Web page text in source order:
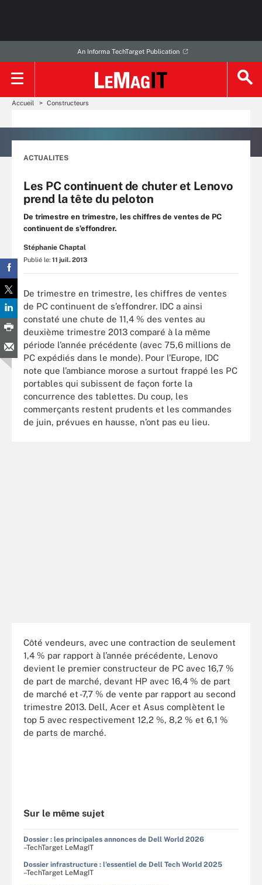
An Informa TechTarget Publication
Accueil Constructeurs
ACTUALITES
Les PC continuent de chuter et Lenovo
prend la tête du peloton
De trimestre en trimestre, les chiffres de ventes de PC
continuent de s’effondrer.
Stéphanie Chaptal
Publié le: 11 juil. 2013
De trimestre en trimestre, les chiffres de ventes
de PC continuent de s’effondrer. IDC a ainsi
constaté une chute de 11,4 % des ventes au
deuxième trimestre 2013 comparé à la même
période l’année précédente (avec 75,6 millions de
PC expédiés dans le monde). Pour l’Europe, IDC
note que l’ambiance morose a surtout frappé les PC
portables qui subissent de façon forte la
concurrence des tablettes. Du coup, les
commerçants restent prudents et les commandes
de juin, prévues en hausse, n’ont pas eu lieu.
Côté vendeurs, avec une contraction de seulement
1,4 % par rapport à l’année précédente, Lenovo
devient le premier constructeur de PC avec 16,7 %
de part de marché, devant HP avec 16,4 % de part
de marché et -7,7 % de vente par rapport au second
trimestre 2013. Dell, Acer et Asus complètent le
top 5 avec respectivement 12,2 %, 8,2 % et 6,1 %
de parts de marché.
Sur le même sujet
Dossier : les principales annonces de Dell World 2026
–TechTarget LeMagIT
Dossier infrastructure : l'essentiel de Dell Tech World 2025
–TechTarget LeMagIT